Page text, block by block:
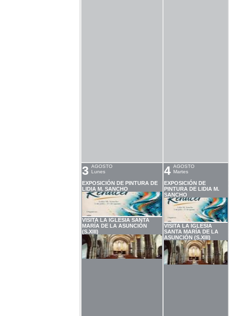
3 AGOSTO
Lunes
EXPOSICIÓN DE PINTURA DE
LIDIA M. SANCHO
VISITA LA IGLESIA SANTA
MARÍA DE LA ASUNCIÓN
(S.XIII)
4 AGOSTO
Martes
EXPOSICIÓN DE
PINTURA DE LIDIA M.
SANCHO
VISITA LA IGLESIA
SANTA MARÍA DE LA
ASUNCIÓN (S.XIII)